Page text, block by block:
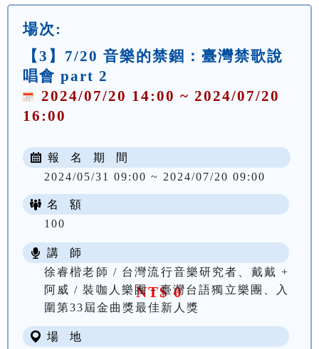
場次:
【3】7/20 音樂的禁錮：臺灣禁歌說
唱會 part 2
2024/07/20 14:00 ~ 2024/07/20
16:00
NT$ 0
報 名 期 間
2024/05/31 09:00 ~ 2024/07/20 09:00
名 額
100
講 師
徐睿楷老師 / 台灣流行音樂研究者、戴戴 +
阿威 / 裝咖人樂團－臺灣台語獨立樂團、入
圍第33屆金曲獎最佳新人獎
場 地